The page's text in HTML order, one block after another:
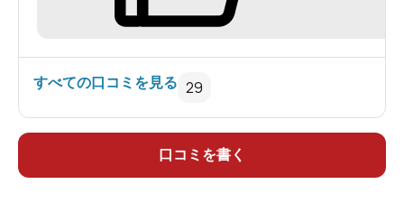
国道1号線沿いにあるおふろcafé びわこ座。無料駐車場も
250台あります。
フリータイムが絶対お得！
靴箱に靴をしまったら鍵をフロントで渡し、リストバン
ドを受け取ります。
コースは10時～25時（最終入場は24時）まで利用でき
すべての口コミを見る 29
口コミを書く